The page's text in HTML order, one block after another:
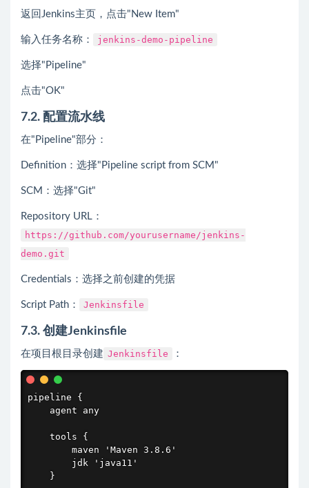
返回Jenkins主页，点击"New Item"
输入任务名称： jenkins-demo-pipeline
选择"Pipeline"
点击"OK"
7.2. 配置流水线
在"Pipeline"部分：
Definition：选择"Pipeline script from SCM"
SCM：选择"Git"
Repository URL：
https://github.com/yourusername/jenkins-
demo.git
Credentials：选择之前创建的凭据
Script Path： Jenkinsfile
7.3. 创建Jenkinsfile
在项目根目录创建 Jenkinsfile ：
pipeline {
    agent any
    tools {
        maven 'Maven 3.8.6'
        jdk 'java11'
    }